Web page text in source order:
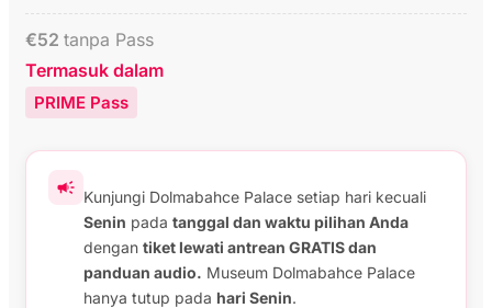
€52 tanpa Pass
Termasuk dalam
PRIME Pass
Kunjungi Dolmabahce Palace setiap hari kecuali
Senin pada tanggal dan waktu pilihan Anda
dengan tiket lewati antrean GRATIS dan
panduan audio. Museum Dolmabahce Palace
hanya tutup pada hari Senin.